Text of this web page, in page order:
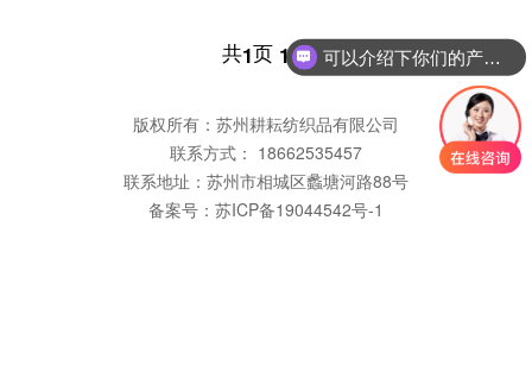
共1页 1条
版权所有：苏州耕耘纺织品有限公司
联系方式： 18662535457
联系地址：苏州市相城区蠡塘河路88号
备案号： 苏ICP备19044542号-1
可以介绍下你们的产品么